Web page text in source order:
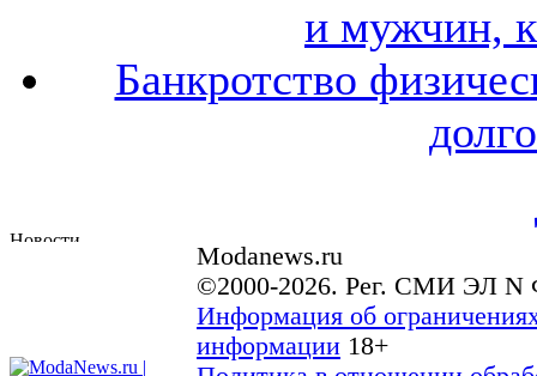
и мужчин,
Банкротство
Modanews.ru
©2000-2026. Рег. СМИ ЭЛ N
Информация об
информации 18+